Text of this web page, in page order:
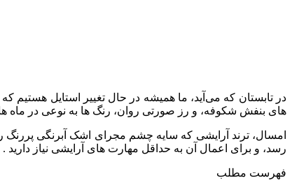
در تابستان که می‌آید، ما همیشه در حال تغییر استایل هستیم
های بنفش شکوفه، و رز صورتی روان، رنگ ها به نوعی در ماه
امسال، ترند آرایشی که سایه چشم مجرای اشک آبرنگی
رسد، و برای اعمال آن به حداقل مهارت های آرایشی نیاز
فهرست مطلب